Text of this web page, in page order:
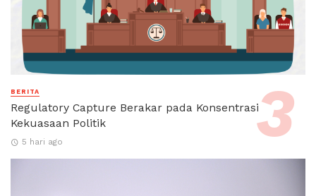
BERITA
Regulatory Capture Berakar pada Konsentrasi
Kekuasaan Politik
5 hari ago